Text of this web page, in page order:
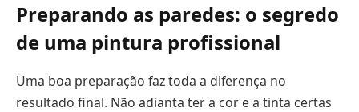
Preparando as paredes: o segredo
de uma pintura profissional
Uma boa preparação faz toda a diferença no
resultado final. Não adianta ter a cor e a tinta certas